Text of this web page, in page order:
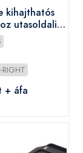
kihajthatós
utasoldali
+ áfa